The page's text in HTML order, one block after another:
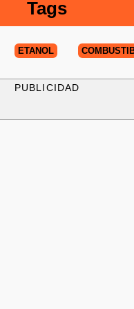
Tags
ETANOL
PUBLICIDAD